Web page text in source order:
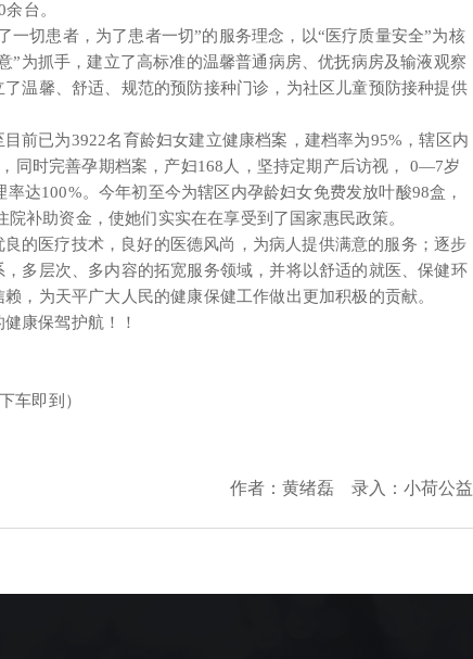
台。
一切患者，为了患者一切”的服务理念，以“医疗质量安全”为核
”为抓手，建立了高标准的温馨普通病房、优抚病房及输液观察
温馨、舒适、规范的预防接种门诊，为社区儿童预防接种提供
前已为3922名育龄妇女建立健康档案，建档率为95%，辖区内
同时完善孕期档案，产妇168人，坚持定期产后访视， 0—7岁
达100%。今年初至今为辖区内孕龄妇女免费发放叶酸98盒，
补助资金，使她们实实在在享受到了国家惠民政策。
的医疗技术，良好的医德风尚，为病人提供满意的服务；逐步
多层次、多内容的拓宽服务领域，并将以舒适的就医、保健环
，为天平广大人民的健康保健工作做出更加积极的贡献。
康保驾护航！！
车即到）
作者：黄绪磊 录入：小荷公益